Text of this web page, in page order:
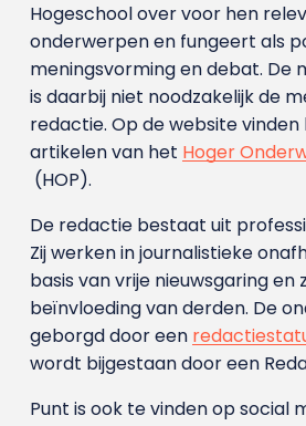
Hogeschool over voor hen
onderwerpen en fungeert als
meningsvorming en debat. De
is daarbij niet noodzakelijk de
redactie. Op de website vinden
artikelen van het Hoger
(HOP).
De redactie bestaat uit
Zij werken in journalistieke
basis van vrije nieuwsgaring en
beïnvloeding van derden. De
geborgd door een
wordt bijgestaan door een
Punt is ook te vinden op social